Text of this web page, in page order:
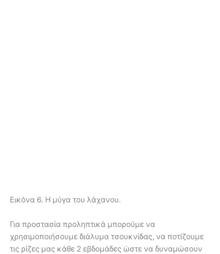
Εικόνα 6. Η μύγα του λάχανου.
Για προστασία προληπτικά μπορούμε να
χρησιμοποιήσουμε διάλυμα τσουκνίδας, να ποτίζουμε
τις ρίζες μας κάθε 2 εβδομάδες ώστε να δυναμώσουν